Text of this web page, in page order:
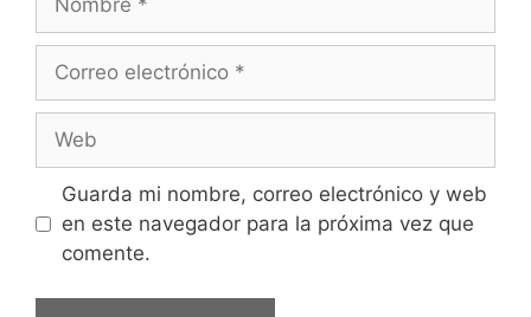
electrónico
Guarda mi nombre, correo electrónico y web
en este navegador para la próxima vez que
comente.